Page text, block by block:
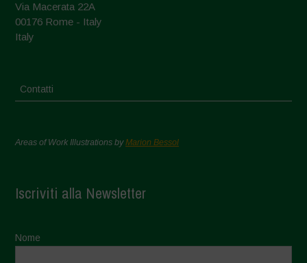
Via Macerata 22A
00176 Rome - Italy
Italy
Contatti
Areas of Work Illustrations byMarion Bessol
Iscriviti alla Newsletter
Nome